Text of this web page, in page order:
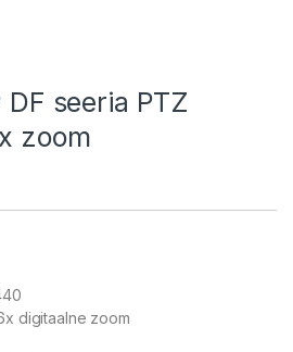
seeria PTZ
zoom
digitaalne zoom